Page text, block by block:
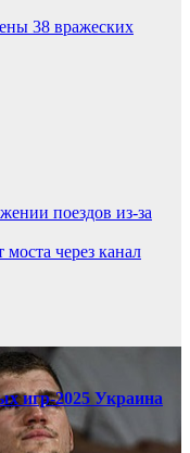
38 вражеских
поездов из-за
через канал
игр-2025 Украина